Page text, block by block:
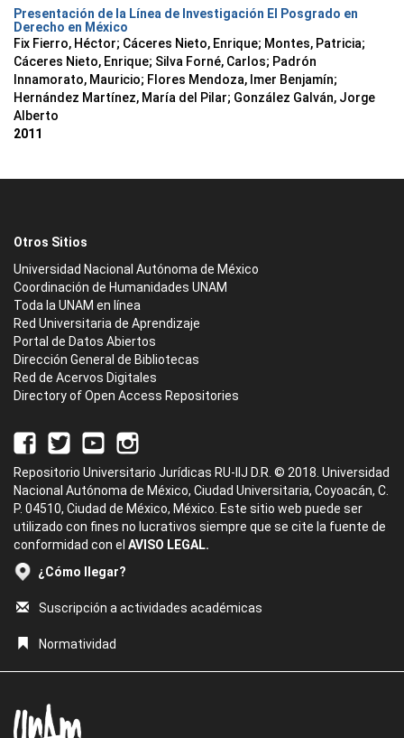
Presentación de la Línea de Investigación El Posgrado en
Derecho en México
Fix Fierro, Héctor; Cáceres Nieto, Enrique; Montes, Patricia;
Cáceres Nieto, Enrique; Silva Forné, Carlos; Padrón
Innamorato, Mauricio; Flores Mendoza, Imer Benjamín;
Hernández Martínez, María del Pilar; González Galván, Jorge
Alberto
2011
Otros Sitios
Universidad Nacional Autónoma de México
Coordinación de Humanidades UNAM
Toda la UNAM en línea
Red Universitaria de Aprendizaje
Portal de Datos Abiertos
Dirección General de Bibliotecas
Red de Acervos Digitales
Directory of Open Access Repositories
Repositorio Universitario Jurídicas RU-IIJ D.R. © 2018. Universidad
Nacional Autónoma de México, Ciudad Universitaria, Coyoacán, C.
P. 04510, Ciudad de México, México. Este sitio web puede ser
utilizado con fines no lucrativos siempre que se cite la fuente de
conformidad con el AVISO LEGAL.
¿Cómo llegar?
Suscripción a actividades académicas
Normatividad